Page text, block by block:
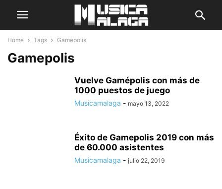
Home Tags Gamepolis
Gamepolis
Vuelve Gamépolis con más de
1000 puestos de juego
Musicamalaga - mayo 13, 2022
Éxito de Gamepolis 2019 con más
de 60.000 asistentes
Musicamalaga - julio 22, 2019